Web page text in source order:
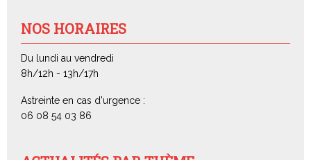
NOS HORAIRES
Du lundi au vendredi
8h/12h - 13h/17h
Astreinte en cas d'urgence :
06 08 54 03 86